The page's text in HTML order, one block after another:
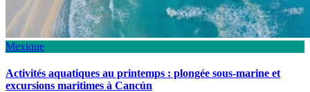
Mexique
Activités aquatiques au printemps : plongée sous-marine et
excursions maritimes à Cancún